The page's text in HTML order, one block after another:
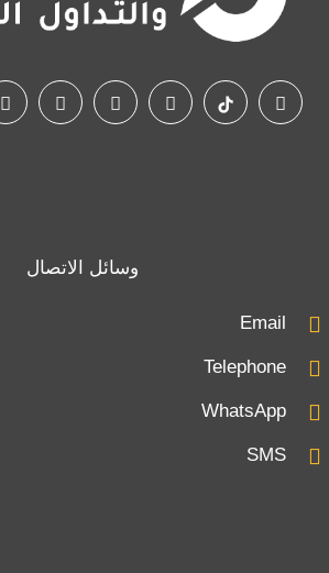
وسائل الاتصال
Email
Telephone
WhatsApp
SMS